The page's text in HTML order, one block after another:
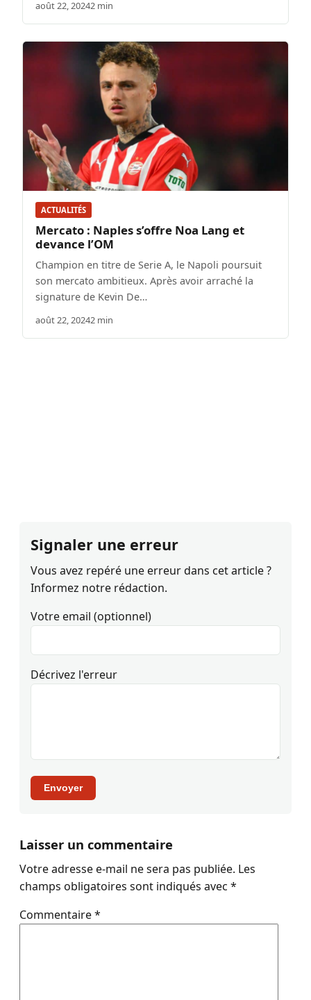
août 22, 20242 min
ACTUALITÉS
Mercato : Naples s’offre Noa Lang et
devance l’OM
Champion en titre de Serie A, le Napoli poursuit
son mercato ambitieux. Après avoir arraché la
signature de Kevin De…
août 22, 20242 min
Signaler une erreur
Vous avez repéré une erreur dans cet article ?
Informez notre rédaction.
Votre email (optionnel)
Décrivez l'erreur
Envoyer
Laisser un commentaire
Votre adresse e-mail ne sera pas publiée. Les
champs obligatoires sont indiqués avec *
Commentaire*